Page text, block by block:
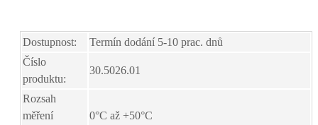
Dostupnost:
Termín dodání 5-10 prac. dnů
Číslo
produktu:
30.5026.01
Rozsah
měření
0°C až +50°C